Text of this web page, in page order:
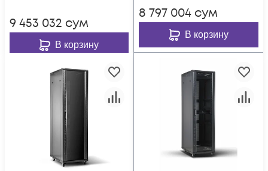
9 453 032 сум
В корзину
8 797 004 сум
В корзину